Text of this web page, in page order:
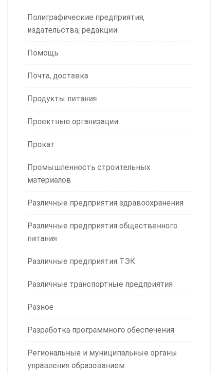
Полиграфические предприятия,
издательства, редакции
Помощь
Почта, доставка
Продукты питания
Проектные организации
Прокат
Промышленность строительных
материалов
Различные предприятия здравоохранения
Различные предприятия общественного
питания
Различные предприятия ТЭК
Различные транспортные предприятия
Разное
Разработка программного обеспечения
Региональные и муниципальные органы
управления образованием